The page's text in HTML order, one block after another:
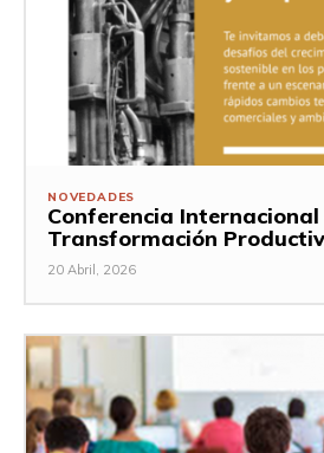
NOVEDADES
Conferencia Internacional
Transformación
20 Abril, 2026